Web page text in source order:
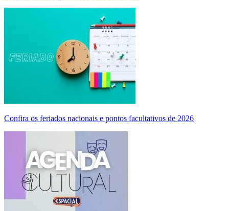
Confira os feriados nacionais e pontos facultativos de 2026